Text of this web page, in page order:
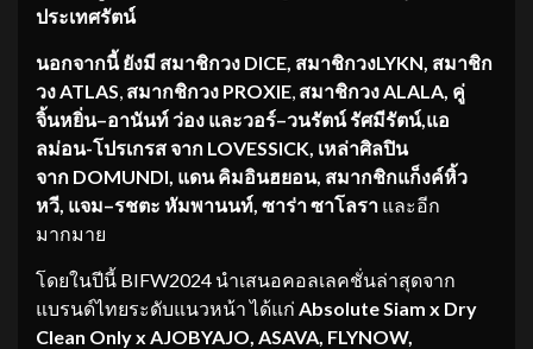
ประเทศรัตน์
นอกจากนี้ ยังมี สมาชิกวง DICE, สมาชิกวงLYKN, สมาชิก
วง ATLAS สมากชิกวง PROXIE สมาชิกวง ALALA คู่
จิ้นหยิ่น–อานันท์ ว่อง และวอร์–วนรัตน์ รัศมีรัตน์, แอ
ลม่อน-โปรเกรส จาก LOVESSICK, เหล่าศิลปิน
จาก DOMUNDI, แดนคิมอินฮยอน, สมากชิกแก็งค์หิ้ว
หวี, แจม–รชตะ หัมพานนท์ ซาร่า ซาโลรา และอีก
มากมาย
โดยในปีนี้ BIFW2024 นำเสนอคอลเลคชั่นล่าสุดจาก
แบรนด์ไทยระดับแนวหน้า ได้แก่ Absolute Siam x Dry
Clean Only x AJOBYAJO, ASAVA, FLYNOW,